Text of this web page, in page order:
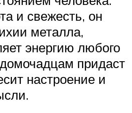
и свежесть, он
металла,
энергию любого
придаст
настроение и